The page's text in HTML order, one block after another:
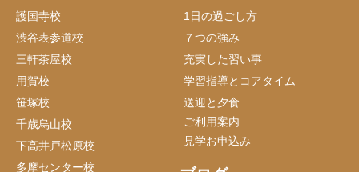
護国寺校
渋谷表参道校
三軒茶屋校
用賀校
笹塚校
千歳烏山校
下高井戸松原校
多摩センター校
1日の過ごし方
７つの強み
充実した習い事
学習指導とコアタイム
送迎と夕食
ご利用案内
見学お申込み